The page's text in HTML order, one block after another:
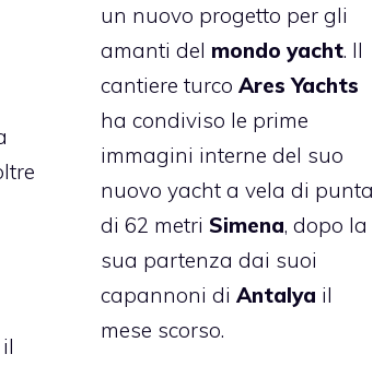
un nuovo progetto per gli
amanti del mondo yacht. Il
cantiere turcoAres Yachts
ha condiviso le prime
immagini interne del suo
nuovo yacht a vela di punta
di 62 metriSimena, dopo la
sua partenza dai suoi
capannoni diAntalya il
mese scorso.